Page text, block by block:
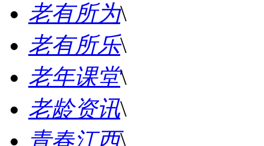
老有所为\
老有所乐\
老年课堂\
老龄资讯\
青春江西\